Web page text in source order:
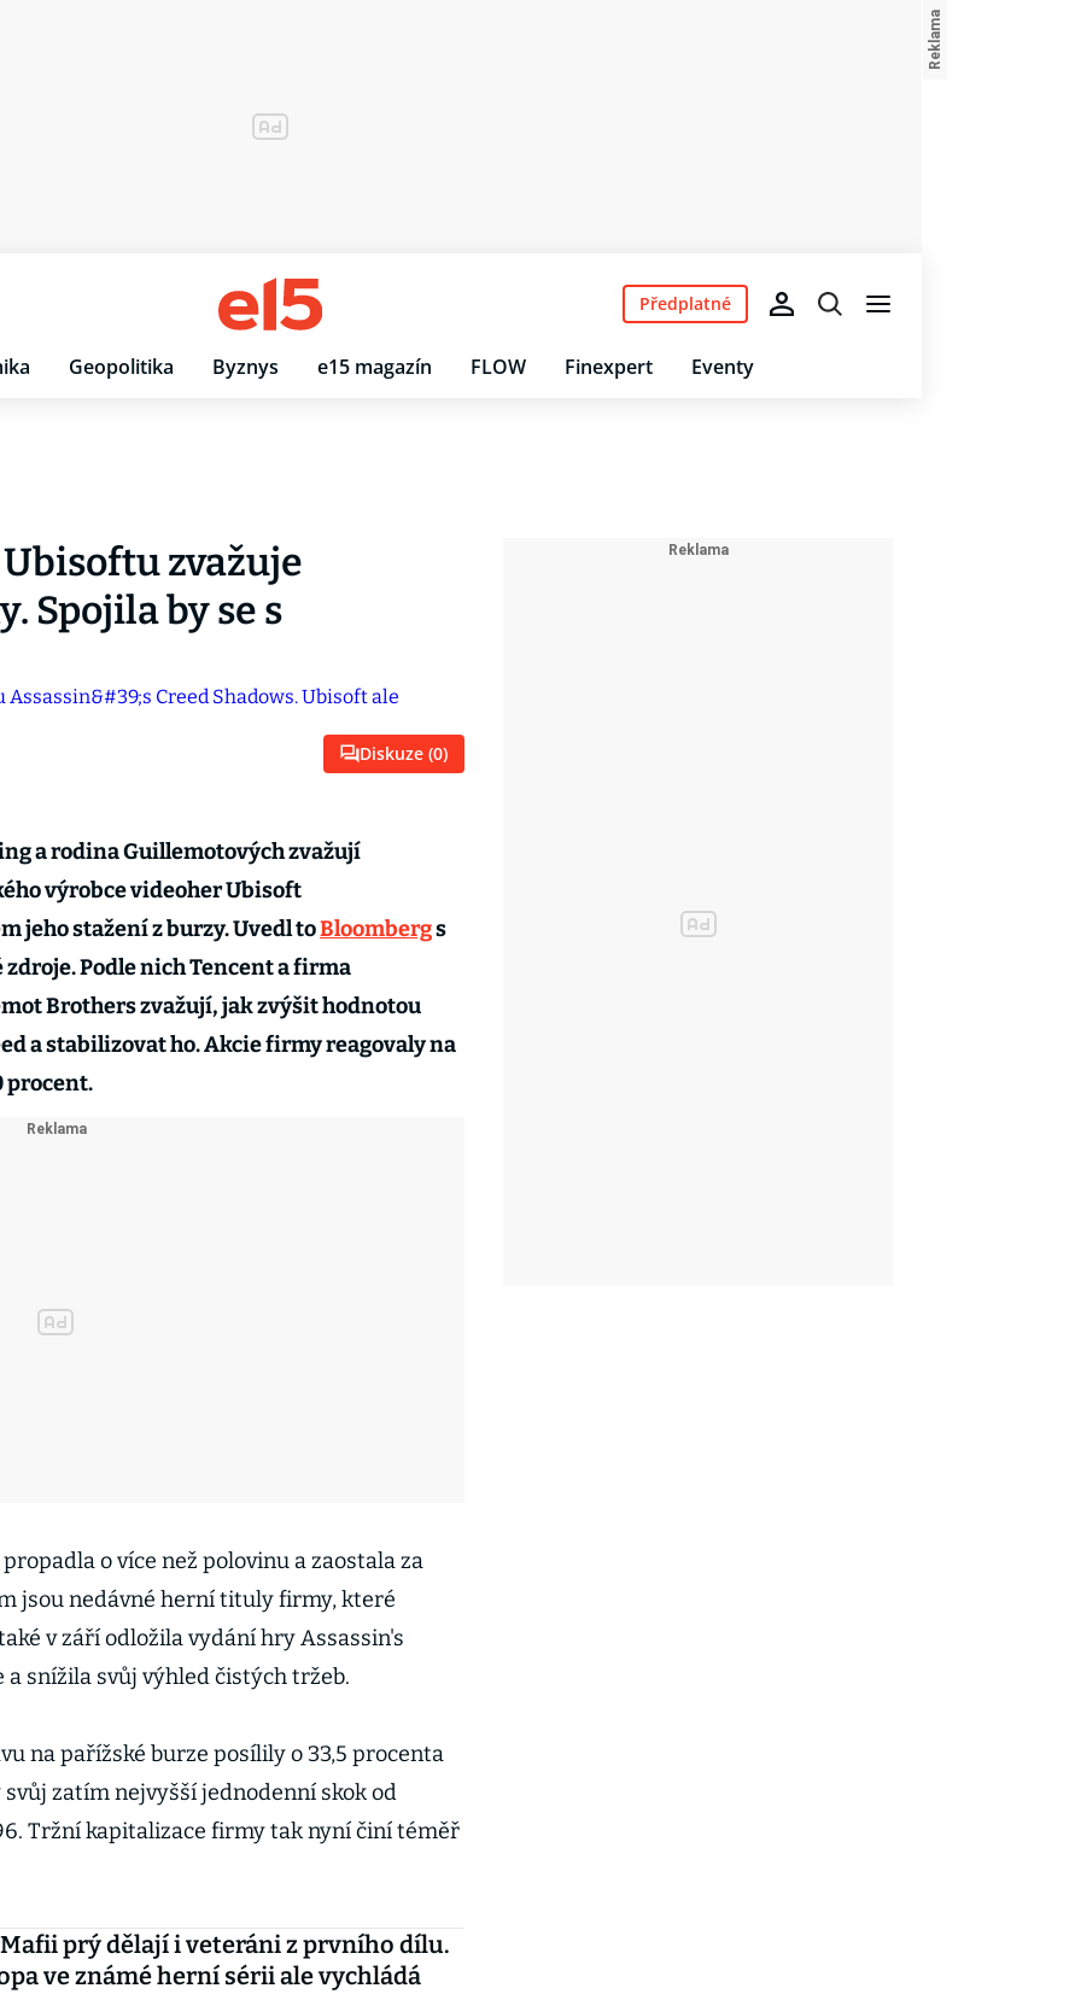
Geopolitika Byznys e15 magazín FLOW Finexpert Eventy
Předplatné
zvažuje
Spojila by se s
Diskuze (0)
a rodina Guillemotových zvažují
výrobce videoher Ubisoft
jeho stažení z burzy. Uvedl toBloombergs
Podle nich Tencent a firma
Brothers zvažují, jak zvýšit hodnotou
a stabilizovat ho. Akcie firmy reagovaly na
procent.
o více než polovinu a zaostala za
jsou nedávné herní tituly firmy, které
v září odložila vydání hry Assassin's
a snížila svůj výhled čistých tržeb.
na pařížské burze posílily o 33,5 procenta
svůj zatím nejvyšší jednodenní skok od
Tržní kapitalizace firmy tak nyní činí téměř
prý dělají i veteráni z prvního dílu.
ve známé herní sérii ale vychládá